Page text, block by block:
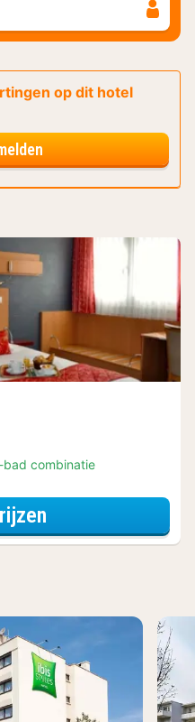
op dit hotel
bad combinatie
voor Kamer